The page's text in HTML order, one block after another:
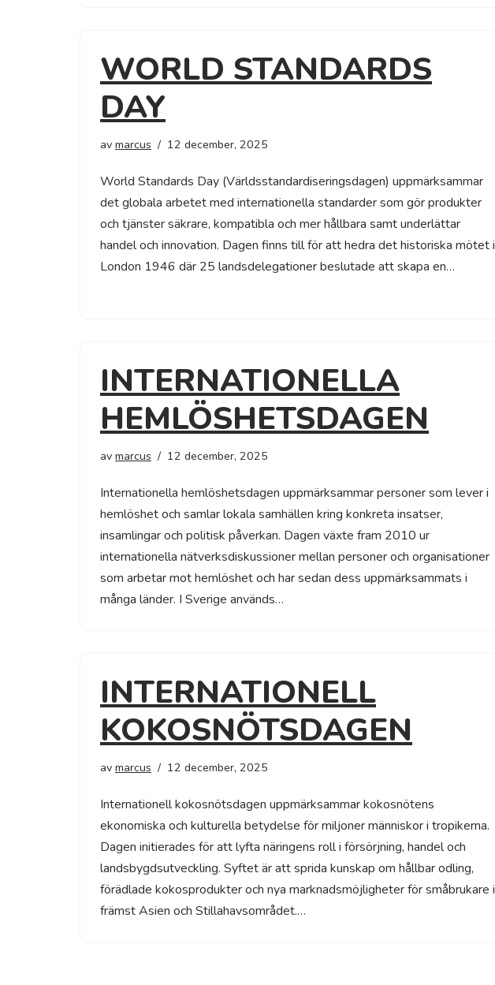
WORLD STANDARDS
DAY
av marcus 12 december, 2025
World Standards Day (Världsstandardiseringsdagen) uppmärksammar
det globala arbetet med internationella standarder som gör produkter
och tjänster säkrare, kompatibla och mer hållbara samt underlättar
handel och innovation. Dagen finns till för att hedra det historiska mötet i
London 1946 där 25 landsdelegationer beslutade att skapa en…
INTERNATIONELLA
HEMLÖSHETSDAGEN
av marcus 12 december, 2025
Internationella hemlöshetsdagen uppmärksammar personer som lever i
hemlöshet och samlar lokala samhällen kring konkreta insatser,
insamlingar och politisk påverkan. Dagen växte fram 2010 ur
internationella nätverksdiskussioner mellan personer och organisationer
som arbetar mot hemlöshet och har sedan dess uppmärksammats i
många länder. I Sverige används…
INTERNATIONELL
KOKOSNÖTSDAGEN
av marcus 12 december, 2025
Internationell kokosnötsdagen uppmärksammar kokosnötens
ekonomiska och kulturella betydelse för miljoner människor i tropikerna.
Dagen initierades för att lyfta näringens roll i försörjning, handel och
landsbygdsutveckling. Syftet är att sprida kunskap om hållbar odling,
förädlade kokosprodukter och nya marknadsmöjligheter för småbrukare i
främst Asien och Stillahavsområdet.…